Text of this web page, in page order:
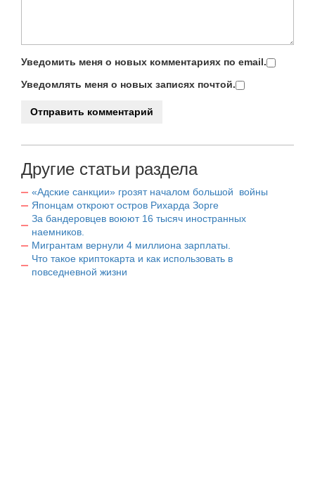
Уведомить меня о новых комментариях по email.
Уведомлять меня о новых записях почтой.
Другие статьи раздела
«Адские санкции» грозят началом большой войны
Японцам откроют остров Рихарда Зорге
За бандеровцев воюют 16 тысяч иностранных
наемников.
Мигрантам вернули 4 миллиона зарплаты.
Что такое криптокарта и как использовать в
повседневной жизни